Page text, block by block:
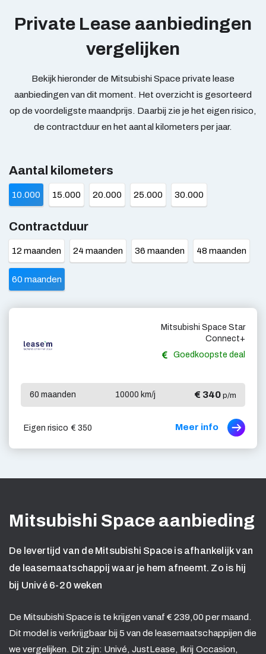
Private Lease aanbiedingen
vergelijken
Bekijk hieronder de Mitsubishi Space private lease
aanbiedingen van dit moment. Het overzicht is gesorteerd
op de voordeligste maandprijs. Daarbij zie je het eigen risico,
de contractduur en het aantal kilometers per jaar.
Aantal kilometers
10.000 15.000 20.000 25.000 30.000
Contractduur
12 maanden 24 maanden 36 maanden 48 maanden
60 maanden
Mitsubishi Space Star
Connect+
Goedkoopste deal
60 maanden 10000 km/j € 340 p/m
Eigen risico € 350 Meer info
Mitsubishi Space aanbieding
De levertijd van de Mitsubishi Space is afhankelijk van
de leasemaatschappij waar je hem afneemt. Zo is hij
bij Univé 6-20 weken
De Mitsubishi Space is te krijgen vanaf € 239,00 per maand.
Dit model is verkrijgbaar bij 5 van de leasemaatschappijen die
we vergelijken. Dit zijn: Univé, JustLease, Ikrij Occasion,